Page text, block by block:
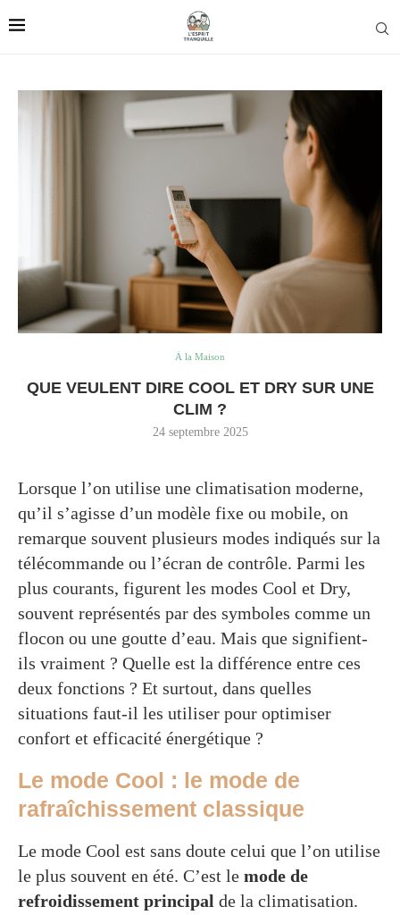
À la Maison
QUE VEULENT DIRE COOL ET DRY SUR UNE
CLIM ?
24 septembre 2025
Lorsque l’on utilise une climatisation moderne,
qu’il s’agisse d’un modèle fixe ou mobile, on
remarque souvent plusieurs modes indiqués sur la
télécommande ou l’écran de contrôle. Parmi les
plus courants, figurent les modes Cool et Dry,
souvent représentés par des symboles comme un
flocon ou une goutte d’eau. Mais que signifient-
ils vraiment ? Quelle est la différence entre ces
deux fonctions ? Et surtout, dans quelles
situations faut-il les utiliser pour optimiser
confort et efficacité énergétique ?
Le mode Cool : le mode de
rafraîchissement classique
Le mode Cool est sans doute celui que l’on utilise
le plus souvent en été. C’est le mode de
refroidissement principal de la climatisation.